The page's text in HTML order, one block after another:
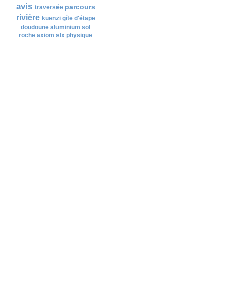
avis traversée parcours
rivière kuenzi gîte d'étape
doudoune aluminium sol
roche axiom slx physique